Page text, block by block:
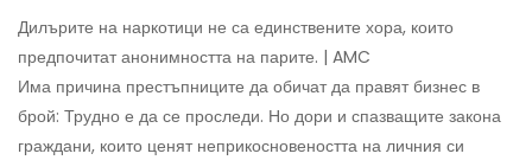
Дилърите на наркотици не са единствените хора, които
предпочитат анонимността на парите. | AMC
Има причина престъпниците да обичат да правят бизнес в
брой: Трудно е да се проследи. Но дори и спазващите закона
граждани, които ценят неприкосновеността на личния си